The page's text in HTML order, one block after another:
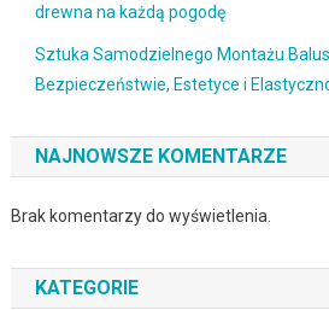
drewna na każdą pogodę
Sztuka Samodzielnego Montażu
Bezpieczeństwie, Estetyce i
NAJNOWSZE KOMENTARZE
Brak komentarzy do wyświetlenia.
KATEGORIE